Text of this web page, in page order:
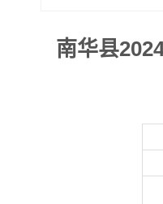
南华县